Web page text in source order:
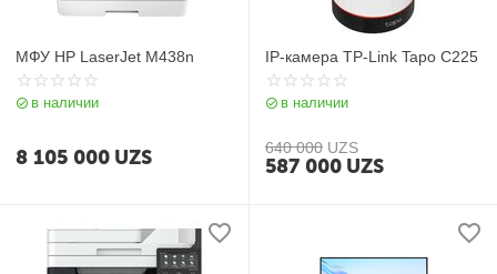
МФУ HP LaserJet M438n
в наличии
8 105 000 UZS
IP-камера TP-Link Tapo C225
в наличии
640 000 UZS
587 000 UZS